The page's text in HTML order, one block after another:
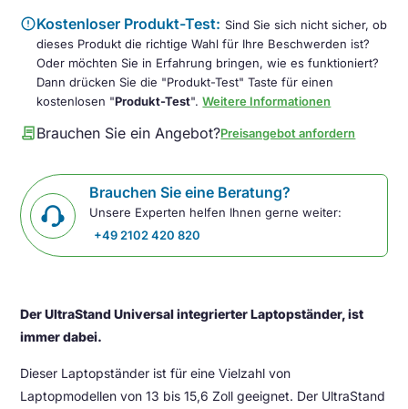
errorKostenloser Produkt-Test: Sind Sie sich nicht sicher, ob
dieses Produkt die richtige Wahl für Ihre Beschwerden ist?
Oder möchten Sie in Erfahrung bringen, wie es funktioniert?
Dann drücken Sie die "Produkt-Test" Taste für einen
kostenlosen "Produkt-Test".Weitere Informationen
contractBrauchen Sie ein Angebot?Preisangebot anfordern
Brauchen Sie eine Beratung?
Unsere Experten helfen Ihnen gerne weiter:
+49 2102 420 820
Der UltraStand Universal integrierter Laptopständer, ist
immer dabei.
Dieser Laptopständer ist für eine Vielzahl von
Laptopmodellen von 13 bis 15,6 Zoll geeignet. Der UltraStand